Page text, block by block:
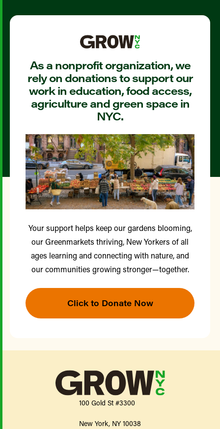
As a nonprofit organization, we
rely on donations to support our
work in education, food access,
agriculture and green space in
NYC.
Your support helps keep our gardens blooming,
our Greenmarkets thriving, New Yorkers of all
ages learning and connecting with nature, and
our communities growing stronger—together.
Click to Donate Now
100 Gold St #3300
New York, NY 10038